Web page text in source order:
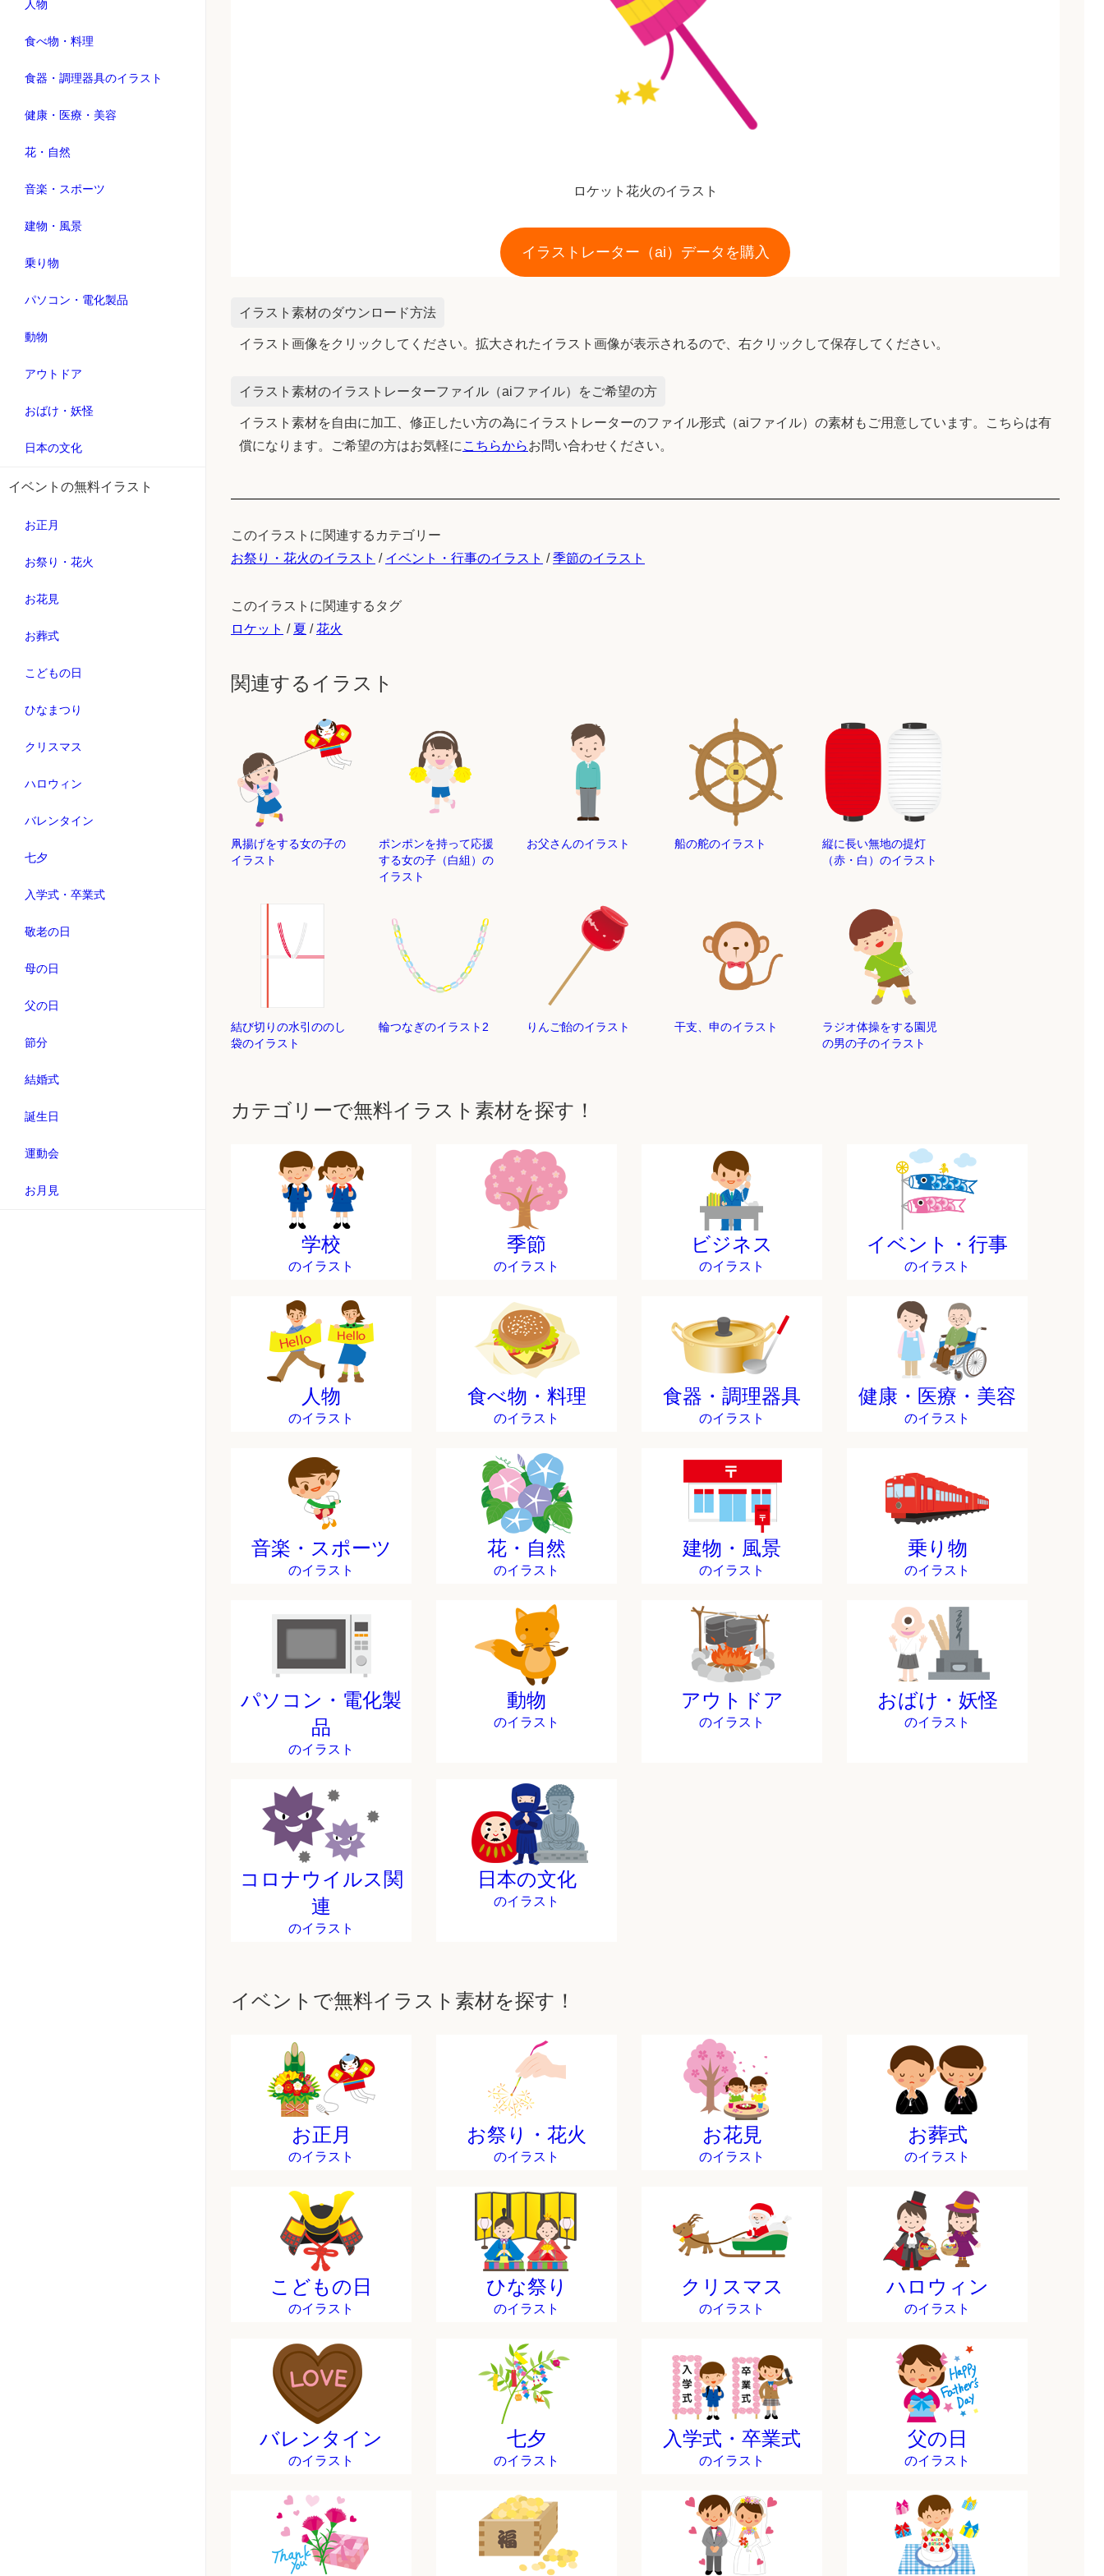
人物
食べ物・料理
食器・調理器具のイラスト
健康・医療・美容
花・自然
音楽・スポーツ
建物・風景
乗り物
パソコン・電化製品
動物
アウトドア
おばけ・妖怪
日本の文化
イベントの無料イラスト
お正月
お祭り・花火
お花見
お葬式
こどもの日
ひなまつり
クリスマス
ハロウィン
バレンタイン
七夕
入学式・卒業式
敬老の日
母の日
父の日
節分
結婚式
誕生日
運動会
お月見
ロケット花火のイラスト
イラストレーター（ai）データを購入
イラスト素材のダウンロード方法
イラスト画像をクリックしてください。拡大されたイラスト画像が表示されるので、右クリックして保存してください。
イラスト素材のイラストレーターファイル（aiファイル）をご希望の方
イラスト素材を自由に加工、修正したい方の為にイラストレーターのファイル形式（aiファイル）の素材もご用意しています。こちらは有
償になります。ご希望の方はお気軽に こちらからお問い合わせください。
このイラストに関連するカテゴリー
お祭り・花火のイラスト / イベント・行事のイラスト /季節のイラスト
このイラストに関連するタグ
ロケット / 夏 /花火
関連するイラスト
凧揚げをする女の子の
イラスト
ポンポンを持って応援
する女の子（白組）の
イラスト
お父さんのイラスト 船の舵のイラスト
縦に長い無地の提灯
（赤・白）のイラスト
結び切りの水引ののし
袋のイラスト
輪つなぎのイラスト2 りんご飴のイラスト 干支、申のイラスト
ラジオ体操をする園児
の男の子のイラスト
カテゴリーで無料イラスト素材を探す！
学校
のイラスト
季節
のイラスト
ビジネス
のイラスト
イベント・行事
のイラスト
人物
のイラスト
食べ物・料理
のイラスト
食器・調理器具
のイラスト
健康・医療・美容
のイラスト
音楽・スポーツ
のイラスト
花・自然
のイラスト
建物・風景
のイラスト
乗り物
のイラスト
パソコン・電化製
品
のイラスト
動物
のイラスト
アウトドア
のイラスト
おばけ・妖怪
のイラスト
コロナウイルス関
連
のイラスト
日本の文化
のイラスト
イベントで無料イラスト素材を探す！
お正月
のイラスト
お祭り・花火
のイラスト
お花見
のイラスト
お葬式
のイラスト
こどもの日
のイラスト
ひな祭り
のイラスト
クリスマス
のイラスト
ハロウィン
のイラスト
バレンタイン
のイラスト
七夕
のイラスト
入学式・卒業式
のイラスト
父の日
のイラスト